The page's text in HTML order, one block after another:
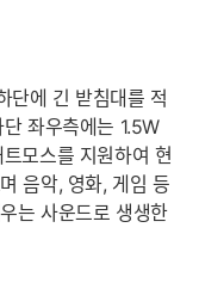
단에 긴 받침대를 적
좌우측에는 1.5W
모스를 지원하여 현
음악, 영화, 게임 등
는 사운드로 생생한